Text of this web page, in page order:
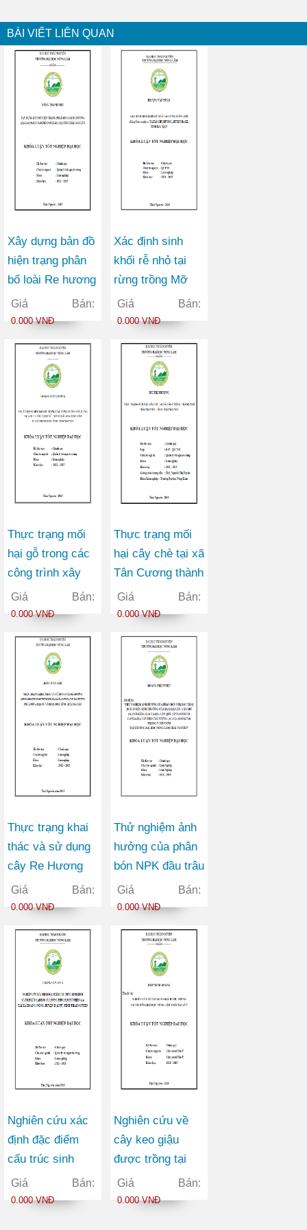
BÀI VIẾT LIÊN QUAN
Xây dựng bản đồ
hiện trạng phân
bố loài Re hương
(Cinnamomum
parthennoxylon)
Nguyên
Giá Bán:
0.000 VNĐ
Xác định sinh
khối rễ nhỏ tại
rừng trồng Mỡ
(Manglietia
conifera) tại xã
huyện Ba Bể tỉnh
Bắc Kạn
Giá Bán:
0.000 VNĐ
Thực trạng mối
hại gỗ trong các
công trình xây
dựng tại khu di
tích lịch sử - sinh
Hóa huyện Định
Hóa tỉnh Thái
Nguyên
Giá Bán:
0.000 VNĐ
Thực trạng mối
hại cây chè tại xã
Tân Cương thành
phố Thái Nguyên
tỉnh Thái Nguyên
Giá Bán:
0.000 VNĐ
Thực trạng khai
thác và sử dụng
cây Re Hương
cây Re hương
(Cinnamomum
(Jack.) Meisn.)
tại ba huyện: Phú
Lương, Đại Từ
và Định Hóa Tỉnh
Thái Nguyên
Giá Bán:
0.000 VNĐ
Thử nghiệm ảnh
hưởng của phân
bón NPK đầu trâu
20-20-15 đến
sinh trưởng của
mỡ; Cây Quế;
Cây Keo Tai
Tượng trong
vườn ươm tại
trường đại học
Nguyên
Giá Bán:
0.000 VNĐ
Nghiên cứu xác
định đặc điểm
cấu trúc sinh
khối và tích lũy
Carbon của rừng
Giá Bán:
0.000 VNĐ
Nghiên cứu về
cây keo giậu
được trồng tại
trường Đại Học
Nông Lâm Thái
Giá Bán:
0.000 VNĐ